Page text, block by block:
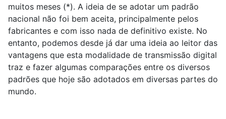
muitos meses (*). A ideia de se adotar um padrão
nacional não foi bem aceita, principalmente pelos
fabricantes e com isso nada de definitivo existe. No
entanto, podemos desde já dar uma ideia ao leitor das
vantagens que esta modalidade de transmissão digital
traz e fazer algumas comparações entre os diversos
padrões que hoje são adotados em diversas partes do
mundo.